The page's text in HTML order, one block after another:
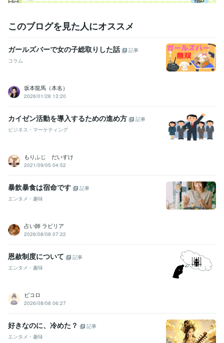
このブログを見た人にオススメ
ガールズバーで女の子総取りした話
記事
コラム
坂本龍馬（本名）
2026/01/28 13:20
カイゼン活動を導入するための進め方
記事
ビジネス・マーケティング
もりふじ だいすけ
2021/09/05 04:52
暴飲暴食は宿命です
記事
エンタメ・趣味
占い師 ラビリア
2026/08/08 07:22
恩赦制度について
記事
エンタメ・趣味
ビコロ
2026/08/08 06:27
好きなのに、冷めた？
記事
エンタメ・趣味